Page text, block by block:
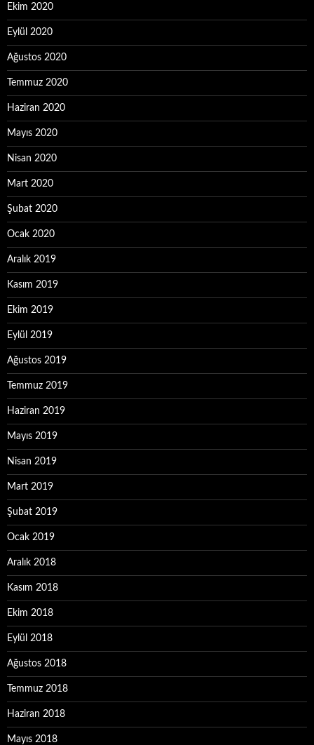
Ekim 2020
Eylül 2020
Ağustos 2020
Temmuz 2020
Haziran 2020
Mayıs 2020
Nisan 2020
Mart 2020
Şubat 2020
Ocak 2020
Aralık 2019
Kasım 2019
Ekim 2019
Eylül 2019
Ağustos 2019
Temmuz 2019
Haziran 2019
Mayıs 2019
Nisan 2019
Mart 2019
Şubat 2019
Ocak 2019
Aralık 2018
Kasım 2018
Ekim 2018
Eylül 2018
Ağustos 2018
Temmuz 2018
Haziran 2018
Mayıs 2018